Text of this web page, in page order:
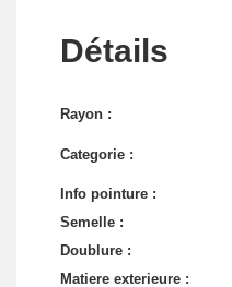
Détails
Rayon :
Categorie :
Info pointure :
Semelle :
Doublure :
Matiere exterieure :